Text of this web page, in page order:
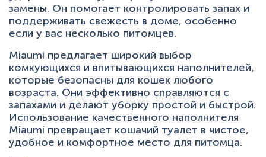
замены. Он помогает контролировать запах и
поддерживать свежесть в доме, особенно
если у вас несколько питомцев.
Miaumi предлагает широкий выбор
комкующихся и впитывающихся наполнителей,
которые безопасны для кошек любого
возраста. Они эффективно справляются с
запахами и делают уборку простой и быстрой.
Использование качественного наполнителя
Miaumi превращает кошачий туалет в чистое,
удобное и комфортное место для питомца.